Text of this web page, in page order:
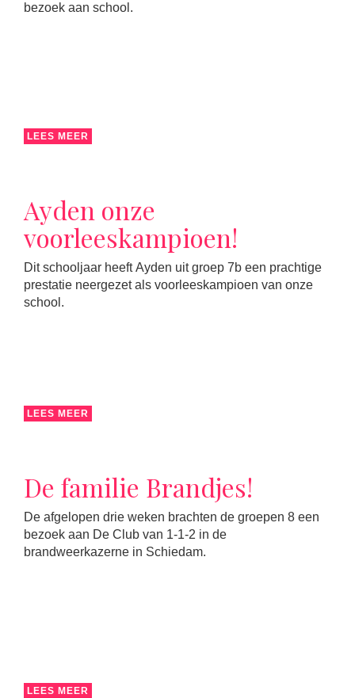
bezoek aan school.
LEES MEER
Ayden onze
voorleeskampioen!
Dit schooljaar heeft Ayden uit groep 7b een prachtige
prestatie neergezet als voorleeskampioen van onze
school.
LEES MEER
De familie Brandjes!
De afgelopen drie weken brachten de groepen 8 een
bezoek aan De Club van 1-1-2 in de
brandweerkazerne in Schiedam.
LEES MEER